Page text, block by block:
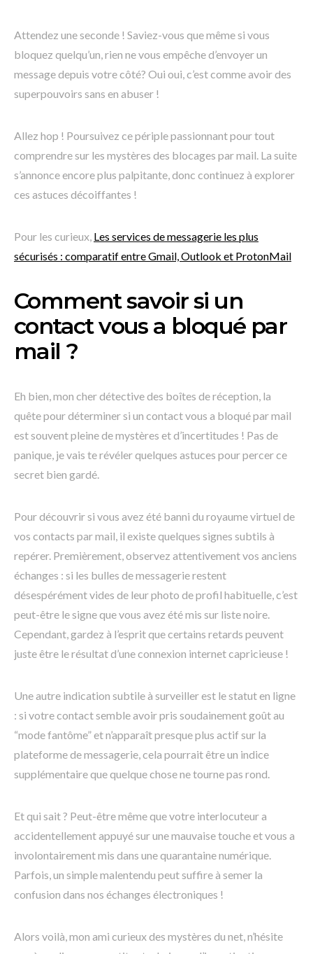
Attendez une seconde ! Saviez-vous que même si vous
bloquez quelqu’un, rien ne vous empêche d’envoyer un
message depuis votre côté? Oui oui, c’est comme avoir des
superpouvoirs sans en abuser !
Allez hop ! Poursuivez ce périple passionnant pour tout
comprendre sur les mystères des blocages par mail. La suite
s’annonce encore plus palpitante, donc continuez à explorer
ces astuces décoiffantes !
Pour les curieux, Les services de messagerie les plus
sécurisés : comparatif entre Gmail, Outlook et ProtonMail
Comment savoir si un
contact vous a bloqué par
mail ?
Eh bien, mon cher détective des boîtes de réception, la
quête pour déterminer si un contact vous a bloqué par mail
est souvent pleine de mystères et d’incertitudes ! Pas de
panique, je vais te révéler quelques astuces pour percer ce
secret bien gardé.
Pour découvrir si vous avez été banni du royaume virtuel de
vos contacts par mail, il existe quelques signes subtils à
repérer. Premièrement, observez attentivement vos anciens
échanges : si les bulles de messagerie restent
désespérément vides de leur photo de profil habituelle, c’est
peut-être le signe que vous avez été mis sur liste noire.
Cependant, gardez à l’esprit que certains retards peuvent
juste être le résultat d’une connexion internet capricieuse !
Une autre indication subtile à surveiller est le statut en ligne
: si votre contact semble avoir pris soudainement goût au
“mode fantôme” et n’apparaît presque plus actif sur la
plateforme de messagerie, cela pourrait être un indice
supplémentaire que quelque chose ne tourne pas rond.
Et qui sait ? Peut-être même que votre interlocuteur a
accidentellement appuyé sur une mauvaise touche et vous a
involontairement mis dans une quarantaine numérique.
Parfois, un simple malentendu peut suffire à semer la
confusion dans nos échanges électroniques !
Alors voilà, mon ami curieux des mystères du net, n’hésite